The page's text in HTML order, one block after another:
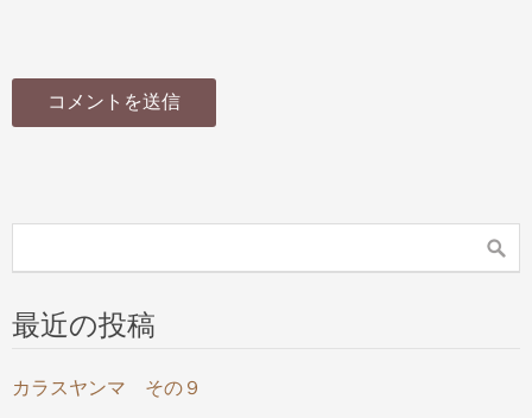
最近の投稿
カラスヤンマ その９